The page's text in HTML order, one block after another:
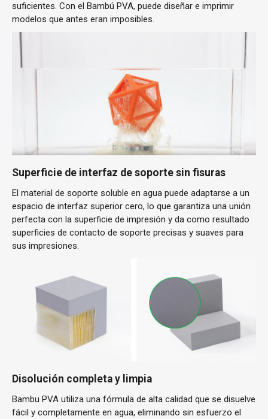
suficientes. Con el Bambú PVA, puede diseñar e imprimir
modelos que antes eran imposibles.
Superficie de interfaz de soporte sin fisuras
El material de soporte soluble en agua puede adaptarse a un
espacio de interfaz superior cero, lo que garantiza una unión
perfecta con la superficie de impresión y da como resultado
superficies de contacto de soporte precisas y suaves para
sus impresiones.
Disolución completa y limpia
Bambu PVA utiliza una fórmula de alta calidad que se disuelve
fácil y completamente en agua, eliminando sin esfuerzo el